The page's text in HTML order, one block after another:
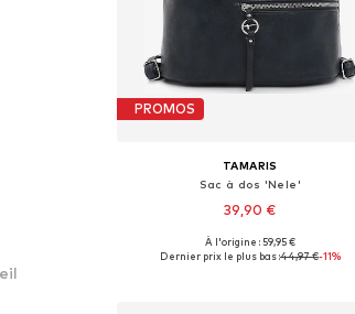
PROMOS
TAMARIS
Sac à dos 'Nele'
39,90 €
+4
Tailles disponibles: One Size
À l'origine : 59,95 €
Dernier prix le plus bas :44,97 €-11%